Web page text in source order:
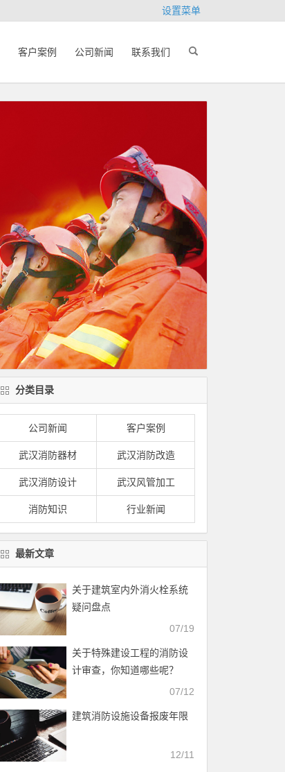
设置菜单
客户案例 公司新闻 联系我们
分类目录
公司新闻 客户案例
武汉消防器材 武汉消防改造
武汉消防设计 武汉风管加工
消防知识 行业新闻
最新文章
关于建筑室内外消火栓系统
疑问盘点
07/19
关于特殊建设工程的消防设
计审查，你知道哪些呢？
07/12
建筑消防设施设备报废年限
12/11